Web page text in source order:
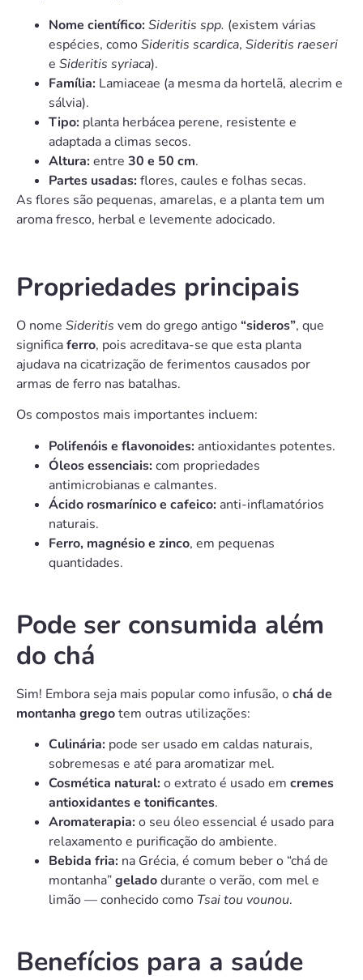
Nome científico:Sideritis spp. (existem várias
espécies, comoSideritis scardica, Sideritis raeseri
e Sideritis syriaca).
Família: Lamiaceae (a mesma da hortelã, alecrim e
sálvia).
Tipo: planta herbácea perene, resistente e
adaptada a climas secos.
Altura:entre 30 e 50 cm.
Partes usadas:flores, caules e folhas secas.
As flores são pequenas, amarelas, e a planta tem um
aroma fresco, herbal e levemente adocicado.
Propriedades principais
O nome Sideritis vem do grego antigo“sideros”, que
significaferro, pois acreditava-se que esta planta
ajudava na cicatrização de ferimentos causados por
armas de ferro nas batalhas.
Os compostos mais importantes incluem:
Polifenóis e flavonoides: antioxidantes potentes.
Óleos essenciais:com propriedades
antimicrobianas e calmantes.
Ácido rosmarínico e cafeico: anti-inflamatórios
naturais.
Ferro, magnésio e zinco, em pequenas
quantidades.
Pode ser consumida além
do chá
Sim! Embora seja mais popular como infusão, ochá de
montanha gregotem outras utilizações:
Culinária: pode ser usado em caldas naturais,
sobremesas e até para aromatizar mel.
Cosmética natural:o extrato é usado em cremes
antioxidantes e tonificantes.
Aromaterapia:o seu óleo essencial é usado para
relaxamento e purificação do ambiente.
Bebida fria: na Grécia, é comum beber o “chá de
montanha”geladodurante o verão, com mel e
limão — conhecido como Tsai tou vounou.
Benefícios para a saúde